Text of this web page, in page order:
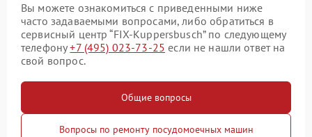
Вы можете ознакомиться с приведенными ниже
часто задаваемыми вопросами, либо обратиться в
сервисный центр “FIX-Kuppersbusch” по следующему
телефону+7 (495) 023-73-25 если не нашли ответ на
свой вопрос.
Общие вопросы
Вопросы по ремонту посудомоечных машин